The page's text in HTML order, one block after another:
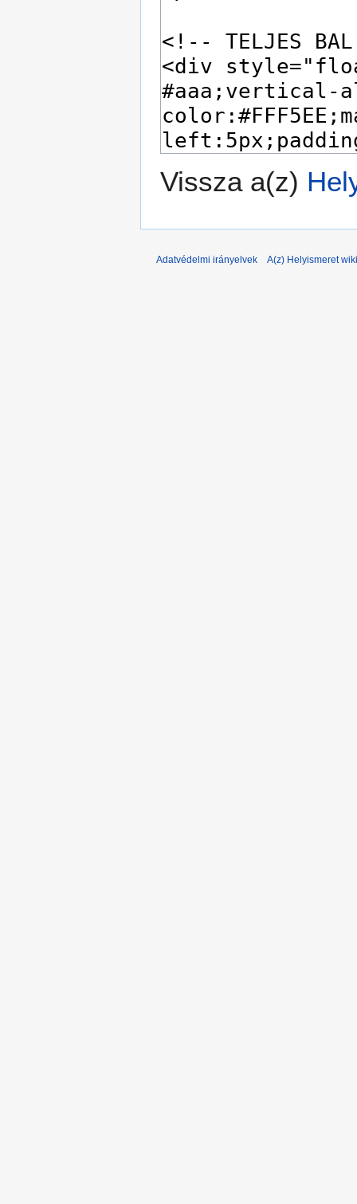
Vissza a(z)
Adatvédelmi irányelvek A(z) Helyismeret